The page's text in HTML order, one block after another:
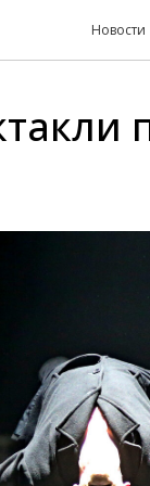
Новости